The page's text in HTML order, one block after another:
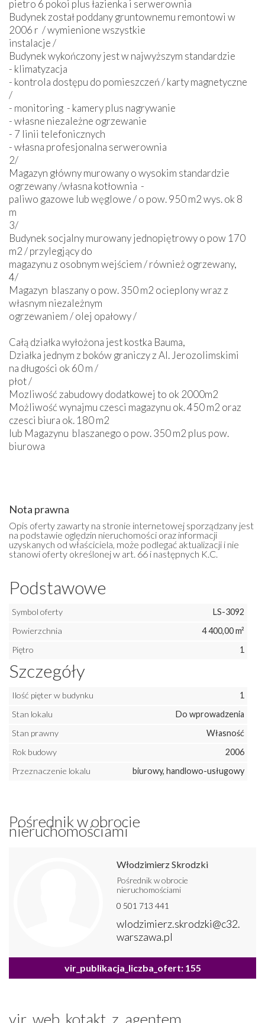
pietro 6 pokoi plus łazienka i serwerownia
Budynek został poddany gruntownemu remontowi w
2006 r / wymienione wszystkie
instalacje /
Budynek wykończony jest w najwyższym standardzie
- klimatyzacja
- kontrola dostępu do pomieszczeń / karty magnetyczne
/
- monitoring - kamery plus nagrywanie
- własne niezależne ogrzewanie
- 7 linii telefonicznych
- własna profesjonalna serwerownia
2/
Magazyn główny murowany o wysokim standardzie
ogrzewany /własna kotłownia -
paliwo gazowe lub węglowe / o pow. 950 m2 wys. ok 8
m
3/
Budynek socjalny murowany jednopiętrowy o pow 170
m2 / przylegjący do
magazynu z osobnym wejściem / również ogrzewany,
4/
Magazyn blaszany o pow. 350 m2 ocieplony wraz z
własnym niezależnym
ogrzewaniem / olej opałowy /
Całą działka wyłożona jest kostka Bauma,
Działka jednym z boków graniczy z Al. Jerozolimskimi
na długości ok 60 m /
płot /
Mozliwość zabudowy dodatkowej to ok 2000m2
Możliwość wynajmu czesci magazynu ok. 450 m2 oraz
czesci biura ok. 180 m2
lub Magazynu blaszanego o pow. 350 m2 plus pow.
biurowa
Nota prawna
Opis oferty zawarty na stronie internetowej sporządzany jest
na podstawie oględzin nieruchomości oraz informacji
uzyskanych od właściciela, może podlegać aktualizacji i nie
stanowi oferty określonej w art. 66 i następnych K.C.
Podstawowe
Symbol oferty
LS-3092
Powierzchnia
4 400,00 m²
Piętro
1
Szczegóły
Ilość pięter w budynku
1
Stan lokalu
Do wprowadzenia
Stan prawny
Własność
Rok budowy
2006
Przeznaczenie lokalu
biurowy, handlowo-usługowy
Pośrednik w obrocie
nieruchomościami
Włodzimierz Skrodzki
Pośrednik w obrocie
nieruchomościami
0 501 713 441
wlodzimierz.skrodzki@c32.
warszawa.pl
vir_publikacja_liczba_ofert: 155
vir_web_kotakt_z_agentem